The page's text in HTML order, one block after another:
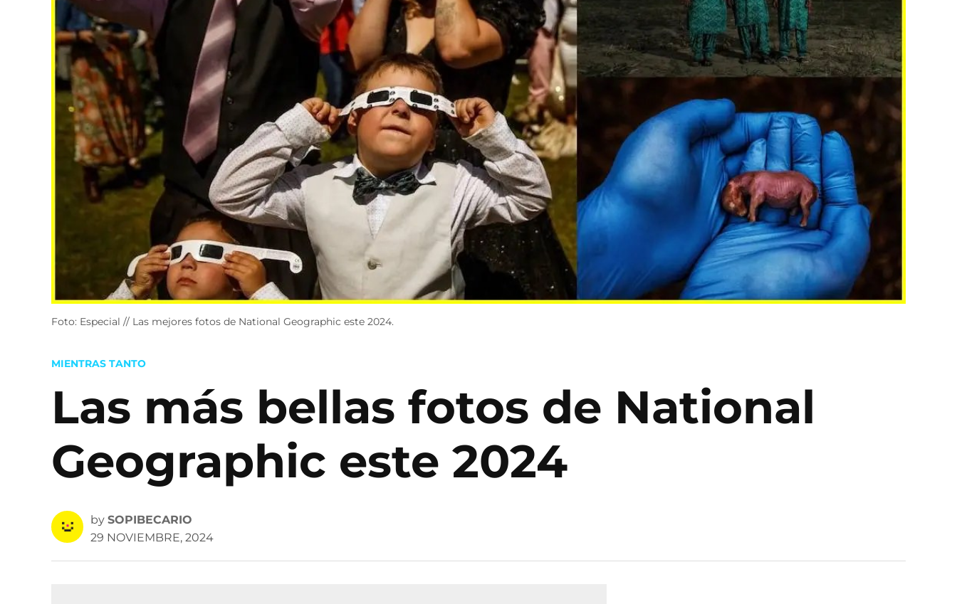
Foto: Especial // Las mejores fotos de National Geographic este 2024.
POSTED
MIENTRAS TANTO
Las más bellas fotos de National
Geographic este 2024
by SOPIBECARIO
29 NOVIEMBRE, 2024